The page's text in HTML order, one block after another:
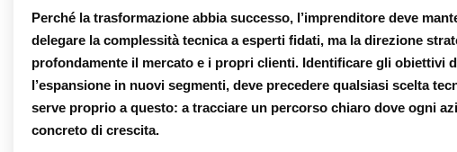
Perché la trasformazione abbia successo, l’imprenditore deve
delegare la complessità tecnica a esperti fidati, ma la direzione
profondamente il mercato e i propri clienti. Identificare gli obiettivi
l’espansione in nuovi segmenti, deve precedere qualsiasi scelta
serve proprio a questo: a tracciare un percorso chiaro dove ogni
concreto di crescita.